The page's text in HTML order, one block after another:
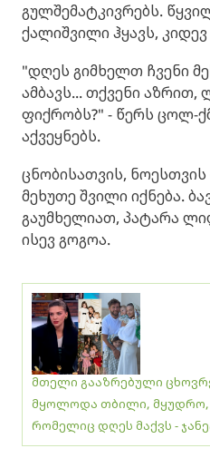
გულშემატკივრებს.
ქალიშვილი ჰყავს,
"დღეს გიმხელთ ჩვენი
ამბავს... თქვენი
ფიქრობს?" - წერს ცოლ-
აქვეყნებს.
ცნობისათვის,
მეხუთე შვილი იქნება.
გაუმხელიათ, პატარა
ისევ გოგოა.
მთელი გააზრებული
მყოლოდა თბილი, მყუდრო,
რომელიც დღეს მაქვს -